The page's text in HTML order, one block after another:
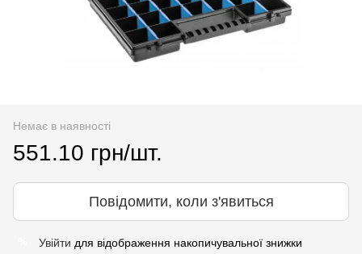
Немає в наявності
551.10 грн/шт.
Повідомити, коли з'явиться
Увійти для відображення накопичувальної знижки